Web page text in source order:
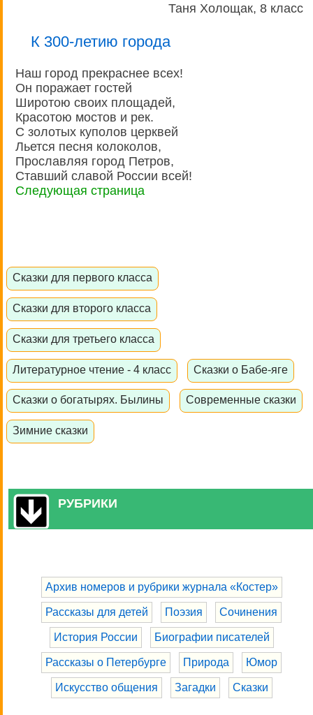
Таня Холощак, 8 класс
К 300-летию города
Наш город прекраснее всех!
Он поражает гостей
Широтою своих площадей,
Красотою мостов и рек.
С золотых куполов церквей
Льется песня колоколов,
Прославляя город Петров,
Ставший славой России всей!
Следующая страница
Сказки для первого класса
Сказки для второго класса
Сказки для третьего класса
Литературное чтение - 4 класс Сказки о Бабе-яге
Сказки о богатырях. Былины Современные сказки
Зимние сказки
РУБРИКИ
Архив номеров и рубрики журнала «Костер»
Рассказы для детей Поэзия Сочинения
История России Биографии писателей
Рассказы о Петербурге Природа Юмор
Искусство общения Загадки Сказки